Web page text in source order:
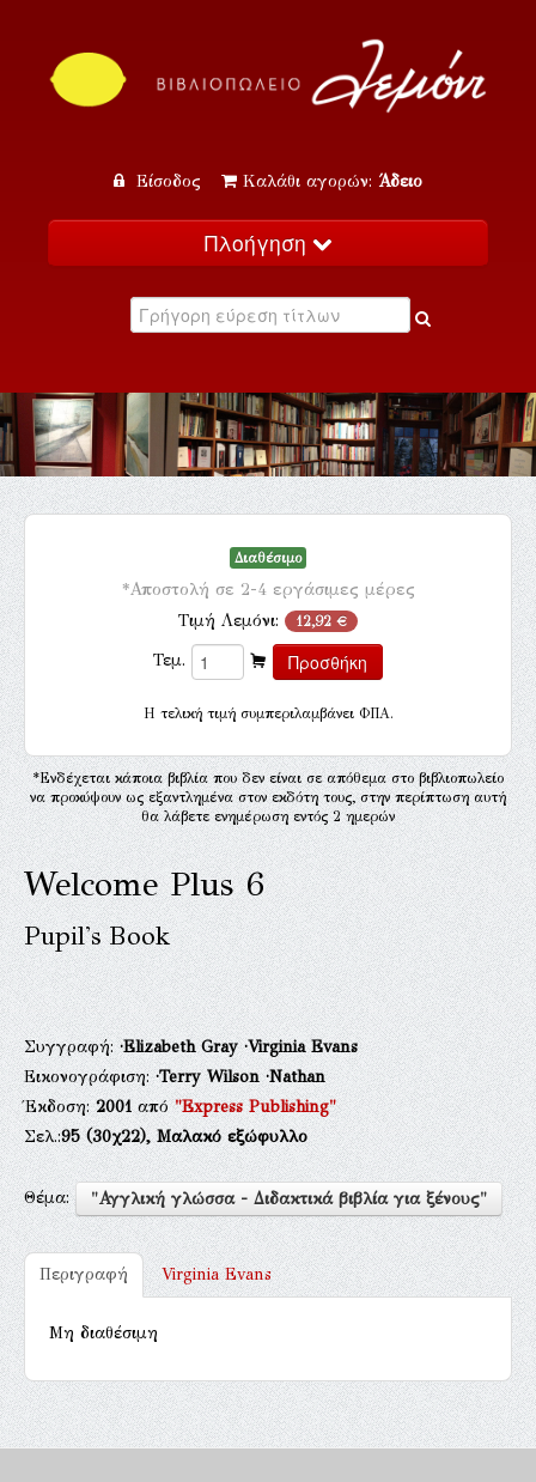
Είσοδος Καλάθι αγορών: Άδειο
Πλοήγηση
Κατάλογος
Εκδηλώσεις
Επικοινωνία
Διαθέσιμο
*Αποστολή σε 2-4 εργάσιμες μέρες
Τιμή Λεμόνι: 12,92 €
Τεμ.
H τελική τιμή συμπεριλαμβάνει ΦΠΑ.
*Ενδέχεται κάποια βιβλία που δεν είναι σε απόθεμα στο βιβλιοπωλείο
να προκύψουν ως εξαντλημένα στον εκδότη τους, στην περίπτωση αυτή
θα λάβετε ενημέρωση εντός 2 ημερών
Welcome Plus 6
Pupil's Book
Συγγραφή:·Elizabeth Gray·Virginia Evans
Εικονογράφιση:·Terry Wilson·Nathan
Έκδοση:2001από"Express Publishing"
Σελ.:95(30χ22), Μαλακό εξώφυλλο
Θέμα: "Αγγλική γλώσσα - Διδακτικά βιβλία για ξένους"
Περιγραφή Virginia Evans
Μη διαθέσιμη